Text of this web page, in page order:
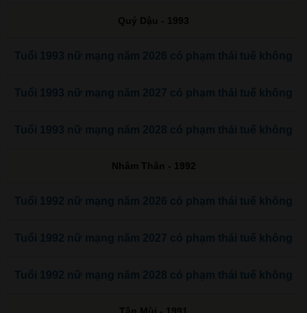
Quý Dậu - 1993
Tuổi 1993 nữ mạng năm 2026 có phạm thái tuế không
Tuổi 1993 nữ mạng năm 2027 có phạm thái tuế không
Tuổi 1993 nữ mạng năm 2028 có phạm thái tuế không
Nhâm Thân - 1992
Tuổi 1992 nữ mạng năm 2026 có phạm thái tuế không
Tuổi 1992 nữ mạng năm 2027 có phạm thái tuế không
Tuổi 1992 nữ mạng năm 2028 có phạm thái tuế không
Tân Mùi - 1991